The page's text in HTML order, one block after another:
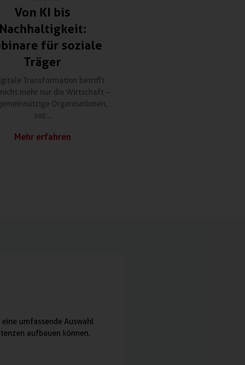
Von KI bis
Nachhaltigkeit:
für soziale
Träger
Transformation betrifft
mehr nur die Wirtschaft –
Organisationen,
soz...
Mehr erfahren
umfassende Auswahl
aufbauen können.